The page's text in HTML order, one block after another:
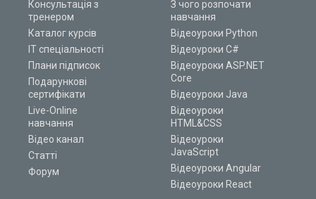
Консультація з
тренером
Каталог курсів
ІТ спеціальності
Плани підписок
Подарункові
сертифікати
Live-Online
навчання
Відео канал
Статті
Форум
З чого розпочати
навчання
Відеоуроки Python
Відеоуроки C#
Відеоуроки ASP.NET
Core
Відеоуроки Java
Відеоуроки
HTML&CSS
Відеоуроки
JavaScript
Відеоуроки Angular
Відеоуроки React